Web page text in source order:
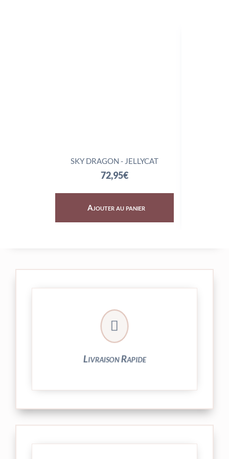
SKY DRAGON - JELLYCAT
72,95€
Ajouter au panier

Livraison Rapide
Votre commande est expédiée sous
24/48h et livrée par Colissimo.